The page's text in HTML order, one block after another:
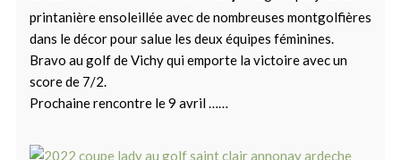
printanière ensoleillée avec de nombreuses montgolfières
dans le décor pour salue les deux équipes féminines.
Bravo au golf de Vichy qui emporte la victoire avec un
score de 7/2.
Prochaine rencontre le 9 avril ……